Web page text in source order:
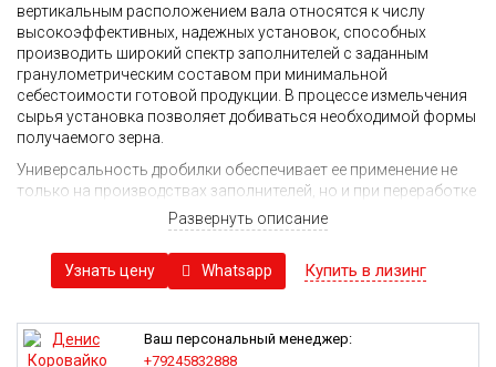
вертикальным расположением вала относятся к числу
высокоэффективных, надежных установок, способных
производить широкий спектр заполнителей с заданным
гранулометрическим составом при минимальной
себестоимости готовой продукции. В процессе измельчения
сырья установка позволяет добиваться необходимой формы
получаемого зерна.
Универсальность дробилки обеспечивает ее применение не
только на производствах заполнителей, но и при переработке
гипса, известняковых пород, организации добычи
фрикционного песка, переработке вторсырья, включая
керамические и стеклянные отходы.
Как и другие дробилки семейства VSI6X иной
эксплуатации, что снижение требования к качеству трудовых
ресурсов и уровню подготовки персонала. За счет этого
Развернуть описание
Узнать цену Whatsapp Купить в лизинг
Ваш персональный менеджер:
+79245832888